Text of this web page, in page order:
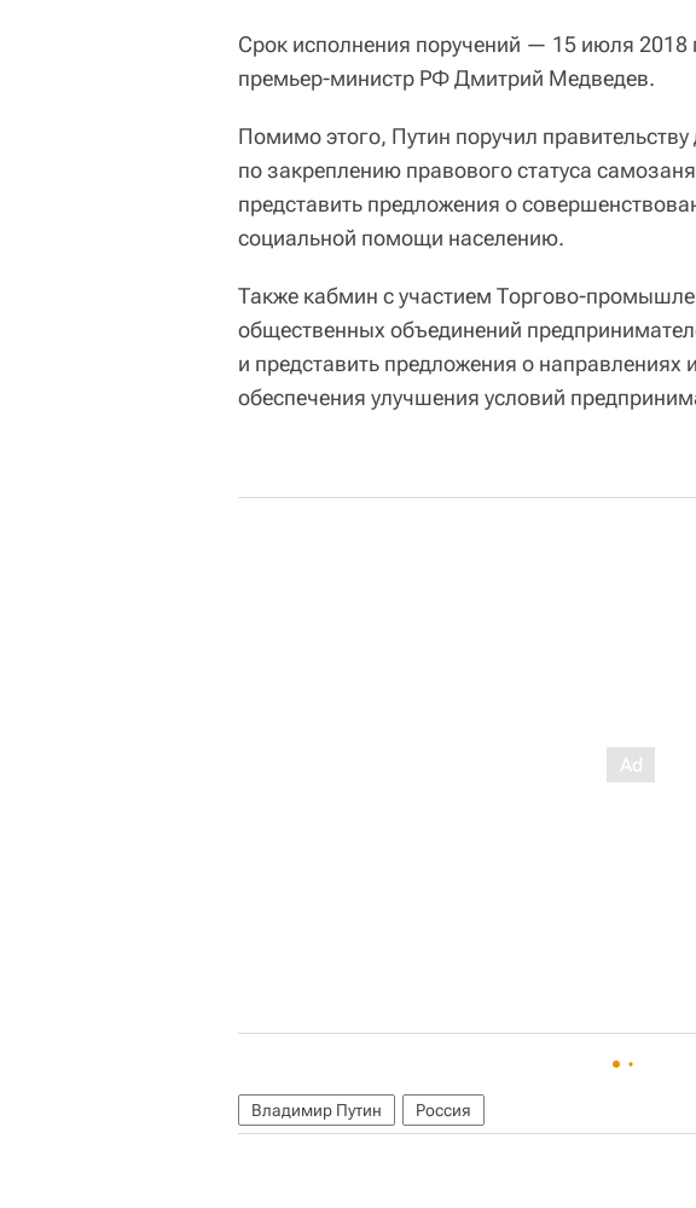
Срок исполнения поручений — 15 июля 2018
премьер-министр РФ Дмитрий Медведев.
Помимо этого, Путин поручил
по закреплению правового статуса
представить предложения о
социальной помощи населению.
Также кабмин с участием Торгово-
общественных объединений
и представить предложения о
обеспечения улучшения условий
Владимир Путин Россия